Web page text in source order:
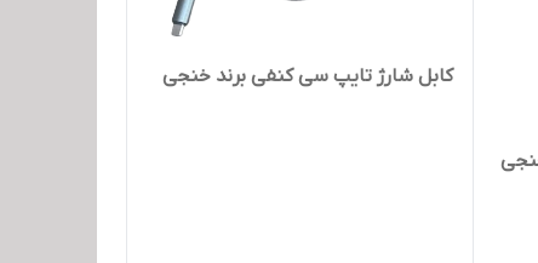
کابل شارژ تایپ سی کنفی برند خنجی